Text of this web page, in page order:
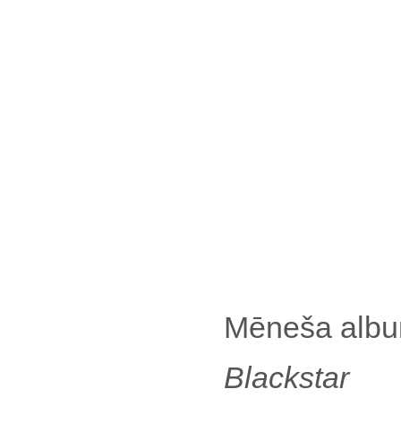
Mēneša
Blackstar